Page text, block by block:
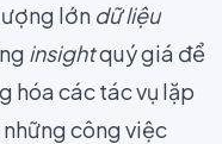
lớn dữ liệu
insightquý giá để
hóa các tác vụ lặp
công việc